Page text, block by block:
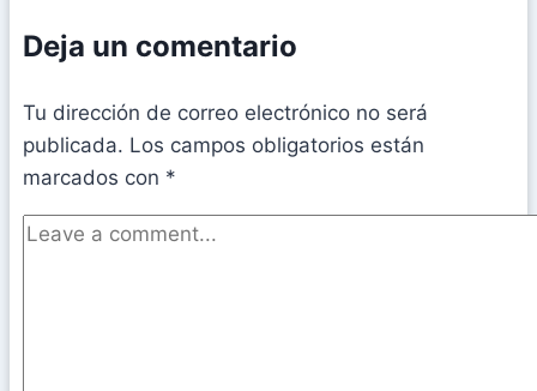
Deja un comentario
Tu dirección de correo electrónico no será
publicada. Los campos obligatorios están
marcados con *